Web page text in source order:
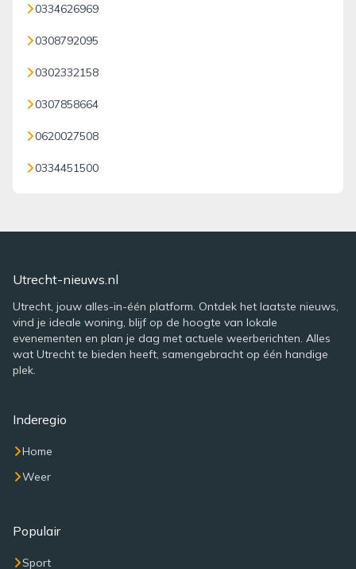
0334626969
0308792095
0302332158
0307858664
0620027508
0334451500
Utrecht-nieuws.nl
Utrecht, jouw alles-in-één platform. Ontdek het laatste nieuws,
vind je ideale woning, blijf op de hoogte van lokale
evenementen en plan je dag met actuele weerberichten. Alles
wat Utrecht te bieden heeft, samengebracht op één handige
plek.
Inderegio
Home
Weer
Populair
Sport